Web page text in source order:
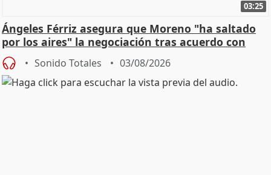
03:25
Ángeles Férriz asegura que Moreno "ha saltado
por los aires" la negociación tras acuerdo con
SMA
Sonido Totales 03/08/2026